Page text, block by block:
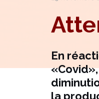
En
la